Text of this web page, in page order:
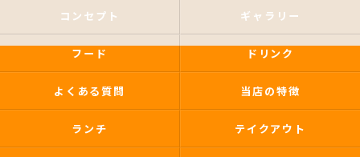
コンセプト ギャラリー
フード ドリンク
よくある質問 当店の特徴
ランチ テイクアウト